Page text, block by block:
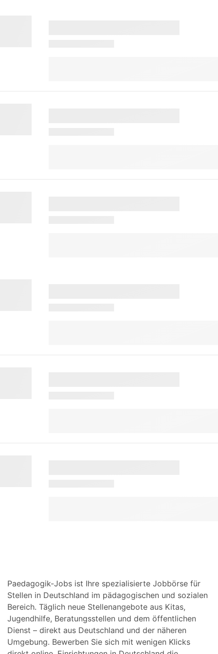
Paedagogik-Jobs ist Ihre spezialisierte Jobbörse für
Stellen in Deutschland im pädagogischen und sozialen
Bereich. Täglich neue Stellenangebote aus Kitas,
Jugendhilfe, Beratungsstellen und dem öffentlichen
Dienst – direkt aus Deutschland und der näheren
Umgebung. Bewerben Sie sich mit wenigen Klicks